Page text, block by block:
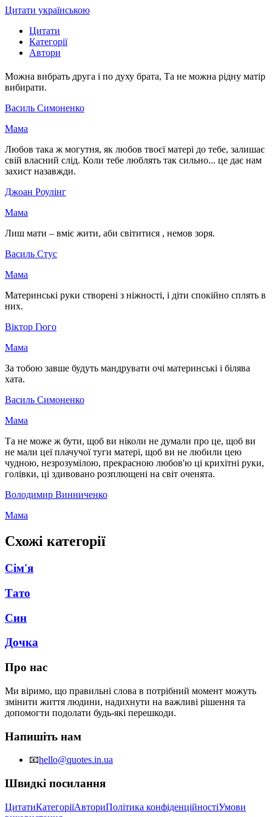
Цитати українською
Цитати
Категорії
Автори
Можна вибрать друга і по духу брата, Та не можна рідну матір
вибирати.
Василь Симоненко
Мама
Любов така ж могутня, як любов твоєї матері до тебе, залишає
свій власний слід. Коли тебе люблять так сильно... це дає нам
захист назавжди.
Джоан Роулінг
Мама
Лиш мати – вміє жити, аби світитися , немов зоря.
Василь Стус
Мама
Материнські руки створені з ніжності, і діти спокійно сплять в
них.
Віктор Гюго
Мама
За тобою завше будуть мандрувати очі материнські і білява
хата.
Василь Симоненко
Мама
Та не може ж бути, щоб ви ніколи не думали про це, щоб ви
не мали цеї плачучої туги матері, щоб ви не любили цею
чудною, незрозумілою, прекрасною любов'ю ці крихітні руки,
голівки, ці здивовано розплющені на світ оченята.
Володимир Винниченко
Мама
Схожі категорії
Сім'я
Тато
Син
Дочка
Про нас
Ми віримо, що правильні слова в потрібний момент можуть
змінити життя людини, надихнути на важливі рішення та
допомогти подолати будь-які перешкоди.
Напишіть нам
📧hello@quotes.in.ua
Швидкі посилання
ЦитатиКатегоріїАвториПолітика конфіденційностіУмови